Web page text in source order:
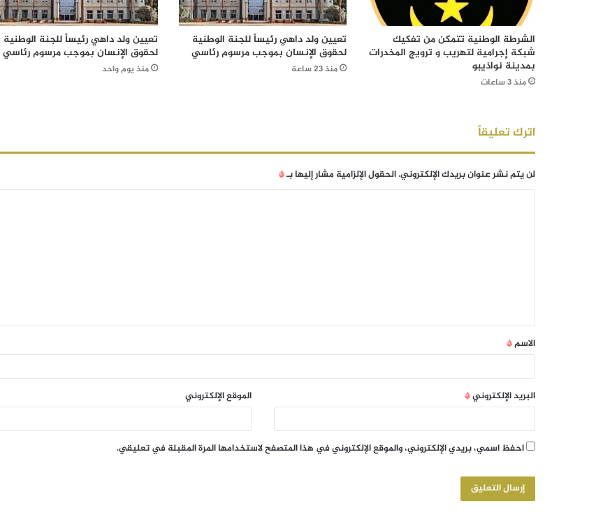
الشرطة الوطنية تتمكن من تفكيك
شبكة إجرامية لتهريب و ترويج المخدرات
بمدينة نواذيبو
منذ 3 ساعات
تعيين ولد داهي رئيساً للجنة الوطنية
لحقوق الإنسان بموجب مرسوم رئاسي
منذ 23 ساعة
تعيين ولد داهي رئيساً للجنة الوطنية
لحقوق الإنسان بموجب مرسوم رئاسي
منذ يوم واحد
اترك تعليقاً
لن يتم نشر عنوان بريدك الإلكتروني.الحقول الإلزامية مشار إليها بـ*
الاسم*
البريد الإلكتروني* الموقع الإلكتروني
احفظ اسمي، بريدي الإلكتروني، والموقع الإلكتروني في هذا المتصفح لاستخدامها المرة المقبلة في تعليقي.